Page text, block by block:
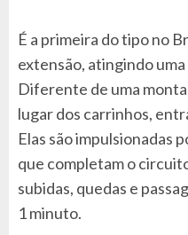
É a primeira do tipo no
extensão, atingindo
Diferente de uma
lugar dos carrinhos,
Elas são impulsionadas
que completam o
subidas, quedas e
1 minuto.